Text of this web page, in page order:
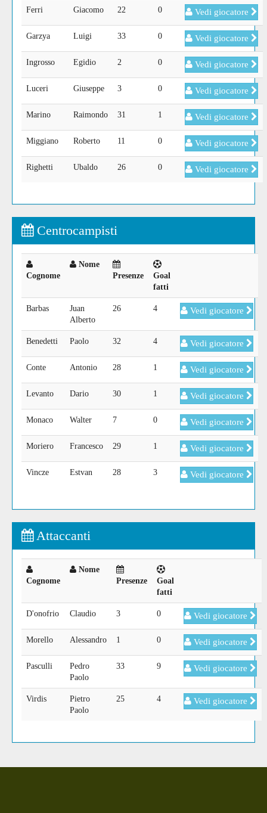
Ferri Giacomo 22 0 Vedi giocatore
Garzya Luigi 33 0 Vedi giocatore
Ingrosso Egidio 2 0 Vedi giocatore
Luceri Giuseppe 3 0 Vedi giocatore
Marino Raimondo 31 1 Vedi giocatore
Miggiano Roberto 11 0 Vedi giocatore
Righetti Ubaldo 26 0 Vedi giocatore
Centrocampisti
Cognome
Nome
Presenze
Goal
fatti
Barbas
Juan
Alberto
26 4 Vedi giocatore
Benedetti Paolo 32 4 Vedi giocatore
Conte Antonio 28 1 Vedi giocatore
Levanto Dario 30 1 Vedi giocatore
Monaco Walter 7 0 Vedi giocatore
Moriero Francesco 29 1 Vedi giocatore
Vincze Estvan 28 3 Vedi giocatore
Attaccanti
Cognome
Nome
Presenze
Goal
fatti
D'onofrio Claudio 3 0 Vedi giocatore
Morello Alessandro 1 0 Vedi giocatore
Pasculli
Pedro
Paolo
33 9 Vedi giocatore
Virdis
Pietro
Paolo
25 4 Vedi giocatore